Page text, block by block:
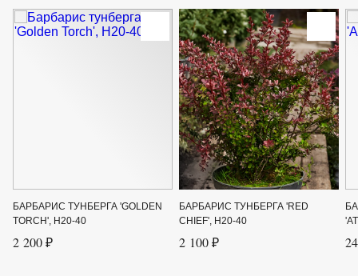
БАРБАРИС ТУНБЕРГА 'GOLDEN
TORCH', H20-40
2 200 ₽
БАРБАРИС ТУНБЕРГА 'RED
CHIEF', H20-40
2 100 ₽